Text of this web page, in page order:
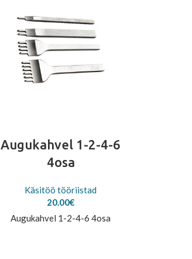
Augukahvel 1-2-4-6
4osa
Käsitöö tööriistad
20.00€
Augukahvel 1-2-4-6 4osa